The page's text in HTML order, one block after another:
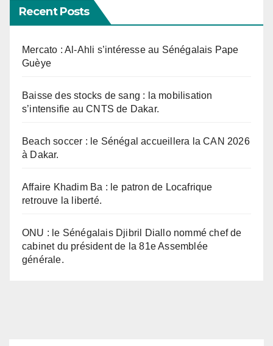
Recent Posts
Mercato : Al-Ahli s’intéresse au Sénégalais Pape
Guèye
Baisse des stocks de sang : la mobilisation
s’intensifie au CNTS de Dakar.
Beach soccer : le Sénégal accueillera la CAN 2026
à Dakar.
Affaire Khadim Ba : le patron de Locafrique
retrouve la liberté.
ONU : le Sénégalais Djibril Diallo nommé chef de
cabinet du président de la 81e Assemblée
générale.